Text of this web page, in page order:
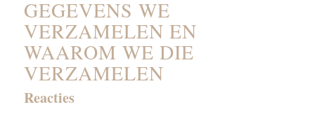
GEGEVENS WE
VERZAMELEN EN
WAAROM WE DIE
VERZAMELEN
Reacties